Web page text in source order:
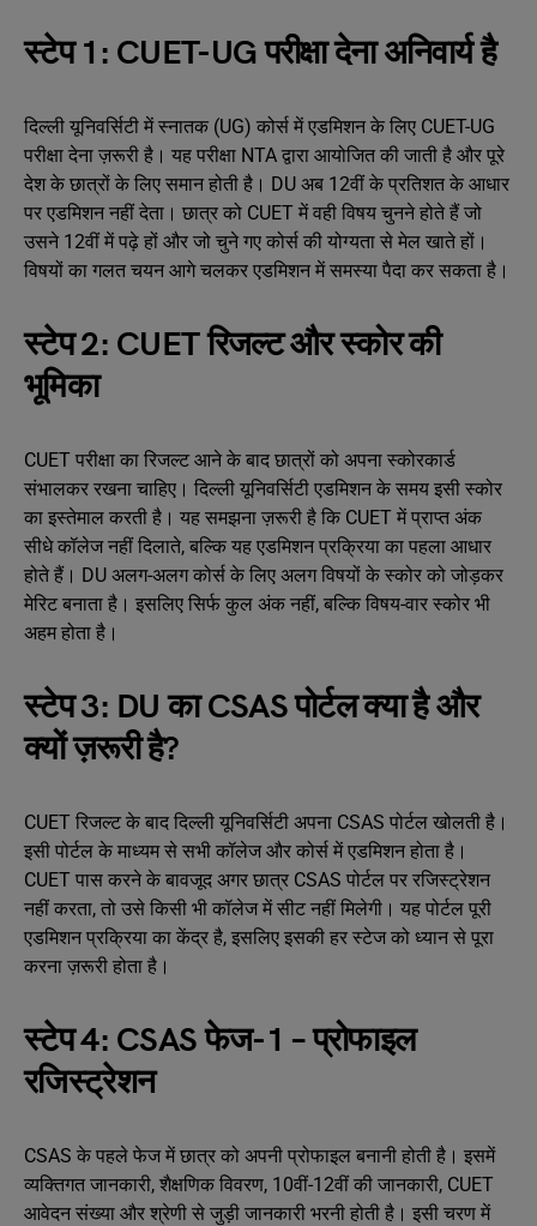
स्टेप 1: CUET-UG परीक्षा देना अनिवार्य है
दिल्ली यूनिवर्सिटी में स्नातक (UG) कोर्स में एडमिशन के लिए CUET-UG
परीक्षा देना ज़रूरी है। यह परीक्षा NTA द्वारा आयोजित की जाती है और पूरे
देश के छात्रों के लिए समान होती है। DU अब 12वीं के प्रतिशत के आधार
पर एडमिशन नहीं देता। छात्र को CUET में वही विषय चुनने होते हैं जो
उसने 12वीं में पढ़े हों और जो चुने गए कोर्स की योग्यता से मेल खाते हों।
विषयों का गलत चयन आगे चलकर एडमिशन में समस्या पैदा कर सकता है।
स्टेप 2: CUET रिजल्ट और स्कोर की
भूमिका
CUET परीक्षा का रिजल्ट आने के बाद छात्रों को अपना स्कोरकार्ड
संभालकर रखना चाहिए। दिल्ली यूनिवर्सिटी एडमिशन के समय इसी स्कोर
का इस्तेमाल करती है। यह समझना ज़रूरी है कि CUET में प्राप्त अंक
सीधे कॉलेज नहीं दिलाते, बल्कि यह एडमिशन प्रक्रिया का पहला आधार
होते हैं। DU अलग-अलग कोर्स के लिए अलग विषयों के स्कोर को जोड़कर
मेरिट बनाता है। इसलिए सिर्फ कुल अंक नहीं, बल्कि विषय-वार स्कोर भी
अहम होता है।
स्टेप 3: DU का CSAS पोर्टल क्या है और
क्यों ज़रूरी है?
CUET रिजल्ट के बाद दिल्ली यूनिवर्सिटी अपना CSAS पोर्टल खोलती है।
इसी पोर्टल के माध्यम से सभी कॉलेज और कोर्स में एडमिशन होता है।
CUET पास करने के बावजूद अगर छात्र CSAS पोर्टल पर रजिस्ट्रेशन
नहीं करता, तो उसे किसी भी कॉलेज में सीट नहीं मिलेगी। यह पोर्टल पूरी
एडमिशन प्रक्रिया का केंद्र है, इसलिए इसकी हर स्टेज को ध्यान से पूरा
करना ज़रूरी होता है।
स्टेप 4: CSAS फेज-1 – प्रोफाइल
रजिस्ट्रेशन
CSAS के पहले फेज में छात्र को अपनी प्रोफाइल बनानी होती है। इसमें
व्यक्तिगत जानकारी, शैक्षणिक विवरण, 10वीं-12वीं की जानकारी, CUET
आवेदन संख्या और श्रेणी से जुड़ी जानकारी भरनी होती है। इसी चरण में